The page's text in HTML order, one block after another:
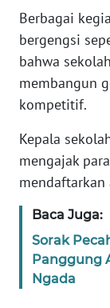
Berbagai
bergengsi
bahwa
membangun
kompetitif.
Kepala
mengajak
mendaftarkan
Baca Juga:
Sorak
Panggung
Ngada
WN
NTT
WN
WN
PAPUA
PAPUA
BARAT